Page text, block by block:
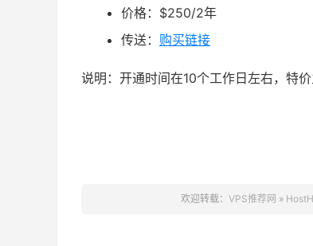
价格：$250/2年
传送： 购买链接
说明：开通时间在10个工作日左右，特价
欢迎转载： VPS推荐网 »